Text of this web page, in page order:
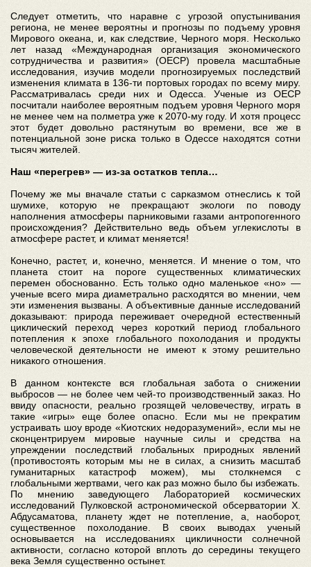
Следует отметить, что наравне с угрозой опустынивания
региона, не менее вероятны и прогнозы по подъему уровня
Мирового океана, и, как следствие, Черного моря. Несколько
лет назад «Международная организация экономического
сотрудничества и развития» (ОЕСР) провела масштабные
исследования, изучив модели прогнозируемых последствий
изменения климата в 136‑ти портовых городах по всему миру.
Рассматривалась среди них и Одесса. Ученые из ОЕСР
посчитали наиболее вероятным подъем уровня Черного моря
не менее чем на полметра уже к 2070‑му году. И хотя процесс
этот будет довольно растянутым во времени, все же в
потенциальной зоне риска только в Одессе находятся сотни
тысяч жителей.
Наш «перегрев» — из-за остатков тепла…
Почему же мы вначале статьи с сарказмом отнеслись к той
шумихе, которую не прекращают экологи по поводу
наполнения атмосферы парниковыми газами антропогенного
происхождения? Действительно ведь объем углекислоты в
атмосфере растет, и климат меняется!
Конечно, растет, и, конечно, меняется. И мнение о том, что
планета стоит на пороге существенных климатических
перемен обоснованно. Есть только одно маленькое «но» —
ученые всего мира диаметрально расходятся во мнении, чем
эти изменения вызваны. А объективные данные исследований
доказывают: природа переживает очередной естественный
циклический переход через короткий период глобального
потепления к эпохе глобального похолодания и продукты
человеческой деятельности не имеют к этому решительно
никакого отношения.
В данном контексте вся глобальная забота о снижении
выбросов — не более чем чей-то производственный заказ. Но
ввиду опасности, реально грозящей человечеству, играть в
такие «игры» еще более опасно. Если мы не прекратим
устраивать шоу вроде «Киотских недоразумений», если мы не
сконцентрируем мировые научные силы и средства на
упреждении последствий глобальных природных явлений
(противостоять которым мы не в силах, а снизить масштаб
гуманитарных катастроф можем), мы столкнемся с
глобальными жертвами, чего как раз можно было бы избежать.
По мнению заведующего Лабораторией космических
исследований Пулковской астрономической обсерватории Х.
Абдусаматова, планету ждет не потепление, а, наоборот,
существенное похолодание. В своих выводах ученый
основывается на исследованиях цикличности солнечной
активности, согласно которой вплоть до середины текущего
века Земля существенно остынет.